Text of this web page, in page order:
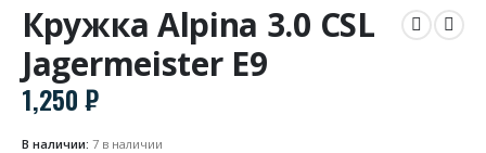
Кружка Alpina 3.0 CSL
Jagermeister E9
1,250₽
В наличии: 7 в наличии